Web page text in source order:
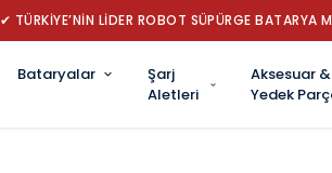
✔ TÜRKİYE’NİN LİDER ROBOT SÜPÜRGE BATARYA
Bataryalar
Şarj
Aletleri
Aksesuar &
Yedek